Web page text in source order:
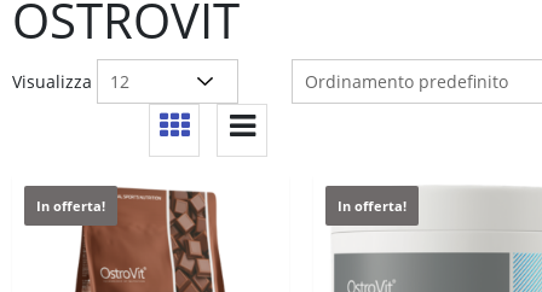
OSTROVIT
Visualizza
In offerta! In offerta!